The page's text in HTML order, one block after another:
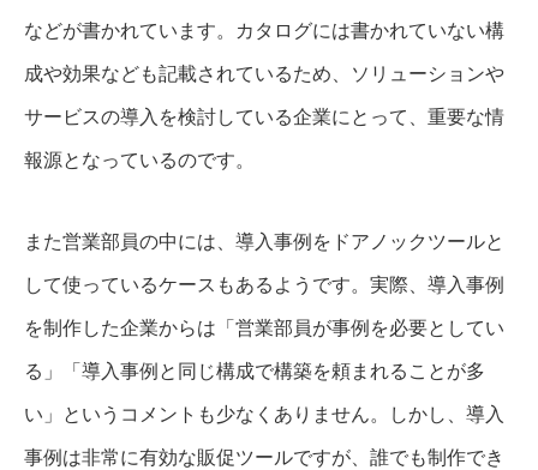
などが書かれています。カタログには書かれていない構
成や効果なども記載されているため、ソリューションや
サービスの導入を検討している企業にとって、重要な情
報源となっているのです。
また営業部員の中には、導入事例をドアノックツールと
して使っているケースもあるようです。実際、導入事例
を制作した企業からは「営業部員が事例を必要としてい
る」「導入事例と同じ構成で構築を頼まれることが多
い」というコメントも少なくありません。 しかし、導入
事例は非常に有効な販促ツールですが、誰でも制作でき